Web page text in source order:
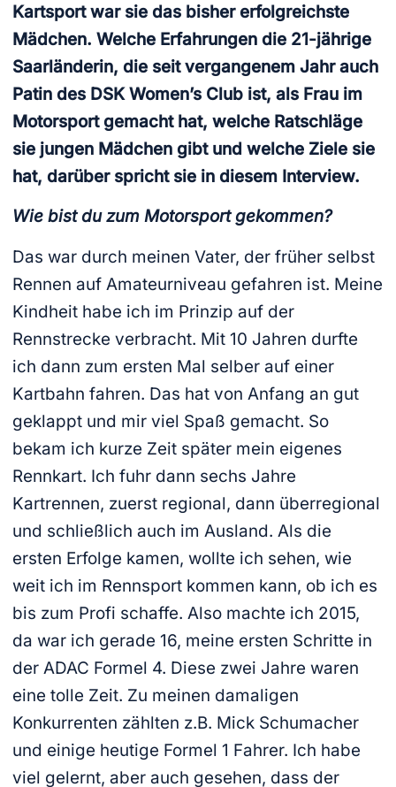
Kartsport war sie das bisher erfolgreichste
Mädchen. Welche Erfahrungen die 21-jährige
Saarländerin, die seit vergangenem Jahr auch
Patin des DSK Women’s Club ist, als Frau im
Motorsport gemacht hat, welche Ratschläge
sie jungen Mädchen gibt und welche Ziele sie
hat, darüber spricht sie in diesem Interview.
Wie bist du zum Motorsport gekommen?
Das war durch meinen Vater, der früher selbst
Rennen auf Amateurniveau gefahren ist. Meine
Kindheit habe ich im Prinzip auf der
Rennstrecke verbracht. Mit 10 Jahren durfte
ich dann zum ersten Mal selber auf einer
Kartbahn fahren. Das hat von Anfang an gut
geklappt und mir viel Spaß gemacht. So
bekam ich kurze Zeit später mein eigenes
Rennkart. Ich fuhr dann sechs Jahre
Kartrennen, zuerst regional, dann überregional
und schließlich auch im Ausland. Als die
ersten Erfolge kamen, wollte ich sehen, wie
weit ich im Rennsport kommen kann, ob ich es
bis zum Profi schaffe. Also machte ich 2015,
da war ich gerade 16, meine ersten Schritte in
der ADAC Formel 4. Diese zwei Jahre waren
eine tolle Zeit. Zu meinen damaligen
Konkurrenten zählten z.B. Mick Schumacher
und einige heutige Formel 1 Fahrer. Ich habe
viel gelernt, aber auch gesehen, dass der